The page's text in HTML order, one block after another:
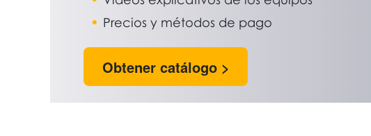
Precios y métodos de pago
Obtener catálogo >